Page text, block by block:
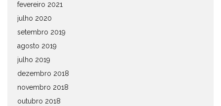
fevereiro 2021
julho 2020
setembro 2019
agosto 2019
julho 2019
dezembro 2018
novembro 2018
outubro 2018